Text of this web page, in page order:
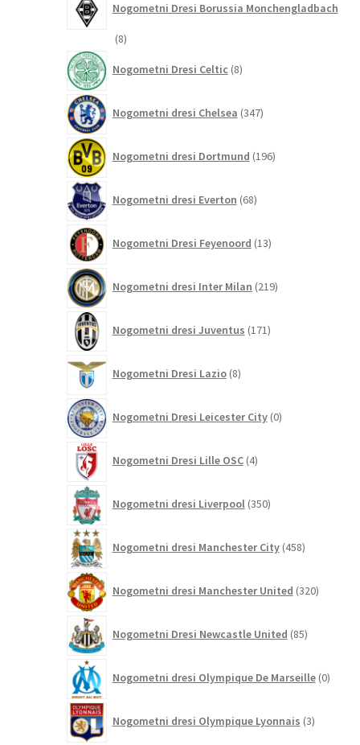
Nogometni Dresi Borussia Monchengladbach
88
Nogometni Dresi Celtic 8izdelkov
Nogometni dresi Chelsea 347izdelkov
Nogometni dresi Dortmund 196izdelkov
Nogometni dresi Everton 68izdelkov
Nogometni Dresi Feyenoord 13izdelkov
Nogometni dresi Inter Milan 219izdelkov
Nogometni dresi Juventus 171izdelkov
Nogometni Dresi Lazio 8izdelkov
Nogometni Dresi Leicester City 0izdelkov
Nogometni Dresi Lille OSC 4izdelki
Nogometni dresi Liverpool 350izdelkov
Nogometni dresi Manchester City 458izdelkov
Nogometni dresi Manchester United 320izdelkov
Nogometni Dresi Newcastle United 85izdelkov
Nogometni dresi Olympique De Marseille 0
Nogometni dresi Olympique Lyonnais 3izdelki